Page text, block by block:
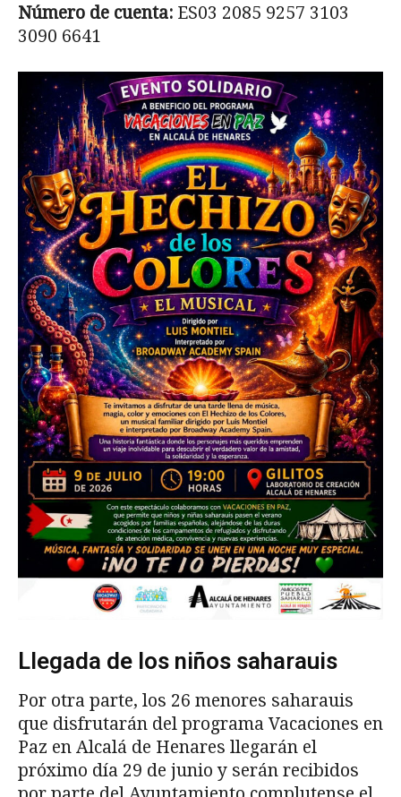
Número de cuenta: ES03 2085 9257 3103
3090 6641
Llegada de los niños saharauis
Por otra parte, los 26 menores saharauis
que disfrutarán del programa Vacaciones en
Paz en Alcalá de Henares llegarán el
próximo día 29 de junio y serán recibidos